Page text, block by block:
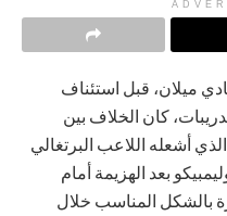
ميلان، قبل استئناف
كان الخلاف بين
أشعله اللاعب البرتغالي
بعد الهزيمة أمام
بالشكل المناسب خلال